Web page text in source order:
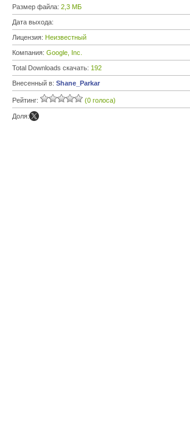
Размер файла: 2,3 МБ
Дата выхода:
Лицензия: Неизвестный
Компания: Google, Inc.
Total Downloads скачать: 192
Внесенный в: Shane_Parkar
Рейтинг: (0 голоса)
Доля: